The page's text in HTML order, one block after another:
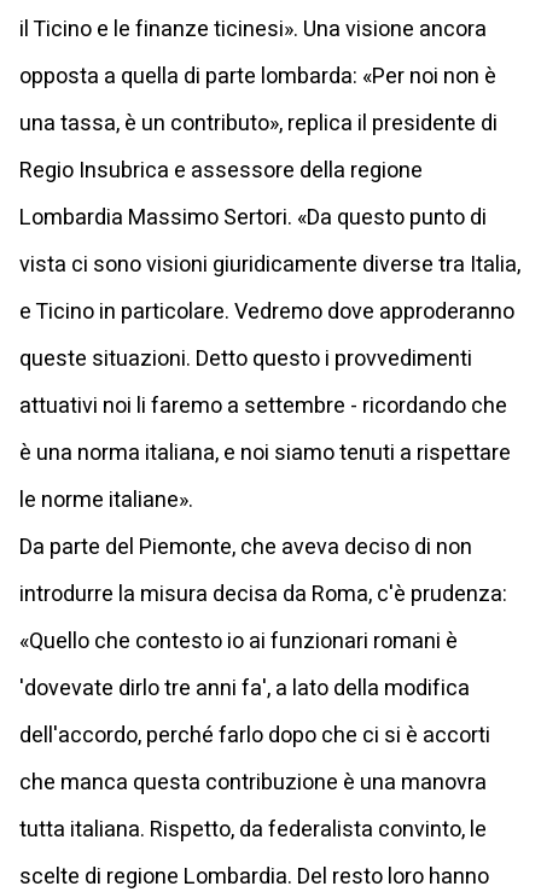
il Ticino e le finanze ticinesi». Una visione ancora
opposta a quella di parte lombarda: «Per noi non è
una tassa, è un contributo», replica il presidente di
Regio Insubrica e assessore della regione
Lombardia Massimo Sertori. «Da questo punto di
vista ci sono visioni giuridicamente diverse tra Italia,
e Ticino in particolare. Vedremo dove approderanno
queste situazioni. Detto questo i provvedimenti
attuativi noi li faremo a settembre - ricordando che
è una norma italiana, e noi siamo tenuti a rispettare
le norme italiane».
Da parte del Piemonte, che aveva deciso di non
introdurre la misura decisa da Roma, c'è prudenza:
«Quello che contesto io ai funzionari romani è
'dovevate dirlo tre anni fa', a lato della modifica
dell'accordo, perché farlo dopo che ci si è accorti
che manca questa contribuzione è una manovra
tutta italiana. Rispetto, da federalista convinto, le
scelte di regione Lombardia. Del resto loro hanno